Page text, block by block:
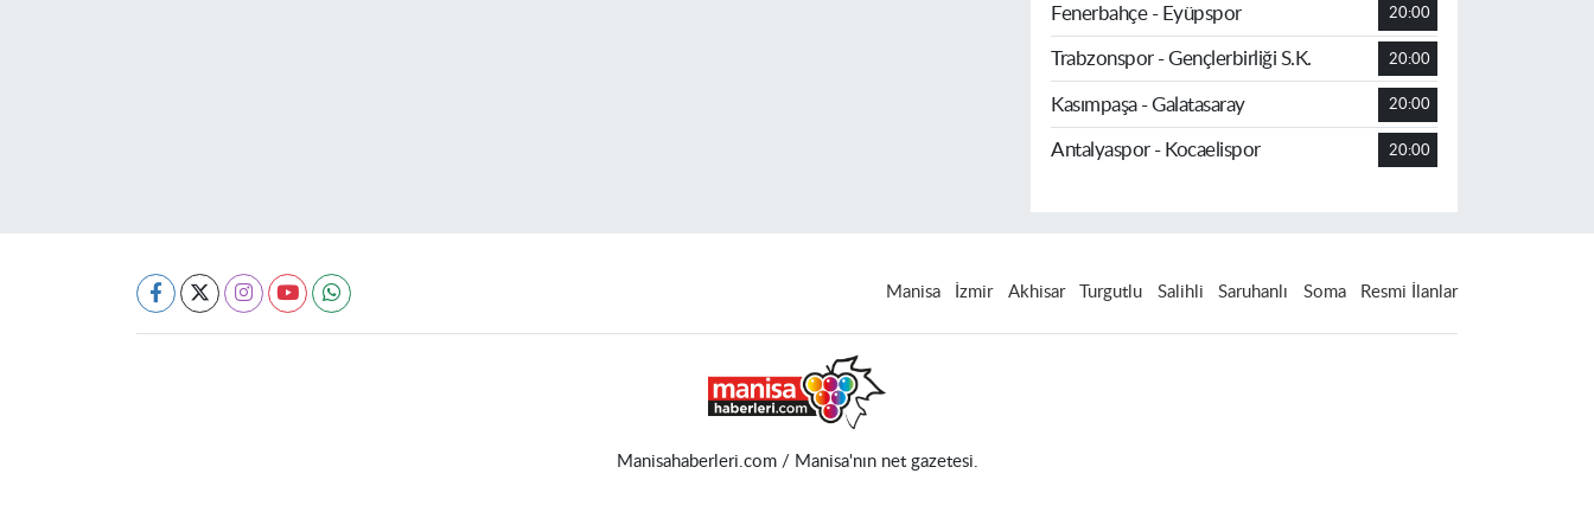
Fenerbahçe - Eyüpspor 20:00
Trabzonspor - Gençlerbirliği S.K. 20:00
Kasımpaşa - Galatasaray 20:00
Antalyaspor - Kocaelispor 20:00
Manisa İzmir Akhisar Turgutlu Salihli Saruhanlı Soma Resmi İlanlar
Manisahaberleri.com / Manisa'nın net gazetesi.